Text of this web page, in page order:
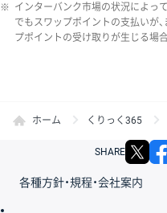
※ インターバンク市場の状況によっ
でもスワップポイントの支払いが
プポイントの受け取りが生じる場合
ホーム くりっく365
SHARE
各種方針・規程・会社案内